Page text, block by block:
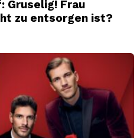
Gruselig! Frau
zu entsorgen ist?